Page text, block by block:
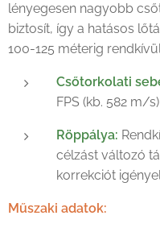
lényegesen nagyobb
biztosít, így a hatásos
100-125 méterig
Csőtorkolati
FPS (kb. 582 m/s)
Röppálya:
célzást változó
korrekciót
Műszaki adatok: